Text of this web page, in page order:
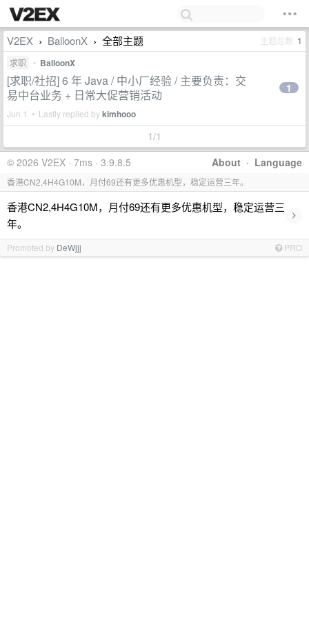
V2EX › BalloonX › 全部主题 主题总数 1
求职 • BalloonX
[求职/社招] 6 年 Java / 中小厂经验 / 主要负责：交
易中台业务 + 日常大促营销活动
Jun 1 • Lastly replied bykimhooo
1
1/1
About · Language
© 2026 V2EX · 7ms · 3.9.8.5
香港CN2,4H4G10M，月付69还有更多优惠机型，稳定运营三年。
香港CN2,4H4G10M，月付69还有更多优惠机型，稳定运营三
年。
›
Promoted by DeWjjj PRO